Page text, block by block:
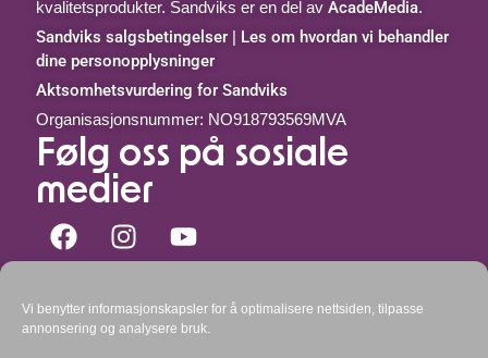
Vi benytter informasjonskapsler for å optimalisere nettsiden, tilpasse
annonsering og analysere bruk.
kvalitetsprodukter. Sandviks er en del avAcadeMedia.
Sandviks salgsbetingelser | Les om hvordan vi behandler
dine personopplysninger
Aktsomhetsvurdering for Sandviks
Organisasjonsnummer: NO918793569MVA
Følg oss på sosiale
medier
Telefon: 51 44 00 51 mellom kl.9-10:30 og 11:30-15
mandag – fredag.